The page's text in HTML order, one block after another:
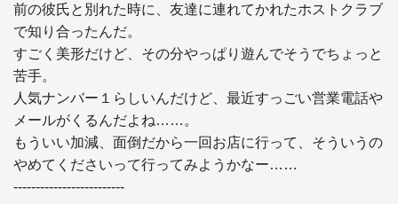
前の彼氏と別れた時に、友達に連れてかれたホストクラブ
で知り合ったんだ。
すごく美形だけど、その分やっぱり遊んでそうでちょっと
苦手。
人気ナンバー１らしいんだけど、最近すっごい営業電話や
メールがくるんだよね……。
もういい加減、面倒だから一回お店に行って、そういうの
やめてくださいって行ってみようかなー……
-------------------------